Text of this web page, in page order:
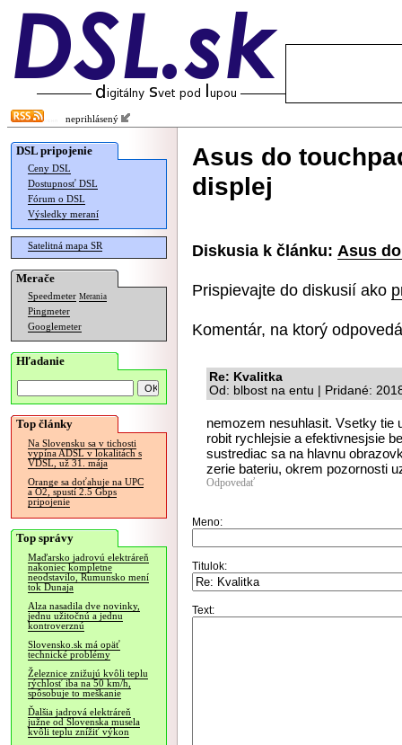
neprihlásený
DSL pripojenie
Ceny DSL
Dostupnosť DSL
Fórum o DSL
Výsledky meraní
Satelitná mapa SR
Merače
Speedmeter Merania
Pingmeter
Googlemeter
Hľadanie
Top články
Na Slovensku sa v tichosti
vypína ADSL v lokalitách s
VDSL, už 31. mája
Orange sa doťahuje na UPC
a O2, spustí 2.5 Gbps
pripojenie
Top správy
Maďarsko jadrovú elektráreň
nakoniec kompletne
neodstavilo, Rumunsko mení
tok Dunaja
Alza nasadila dve novinky,
jednu užitočnú a jednu
kontroverznú
Slovensko.sk má opäť
technické problémy
Železnice znižujú kvôli teplu
rýchlosť iba na 50 km/h,
spôsobuje to meškanie
Ďalšia jadrová elektráreň
južne od Slovenska musela
kvôli teplu znížiť výkon
Asus do
displej
Diskusia k článku: Asus
Prispievajte do diskusií ako
Komentár, na ktorý
Re: Kvalitka
Od: blbost na entu | Pridané:
nemozem nesuhlasit. Vsetky tie
robit rychlejsie a efektivnesjsie
sustrediac sa na hlavnu
zerie bateriu, okrem pozornosti
Odpovedať
Meno:
Titulok:
Text: